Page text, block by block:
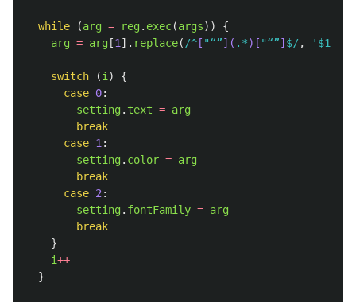
while (arg = reg. exec(args))
{
arg = arg[1 ]. replace( /^[ "“”]( .*)[ "“”]$/, ' $1
switch (i )
{
case 0:
setting. text = arg
break
case 1 :
setting. color = arg
break
case 2 :
setting. fontFamily = arg
break
}
i++
}